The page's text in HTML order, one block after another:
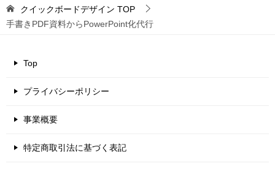
クイックボードデザイン TOP
手書きPDF資料からPowerPoint化代行
Top
プライバシーポリシー
事業概要
特定商取引法に基づく表記